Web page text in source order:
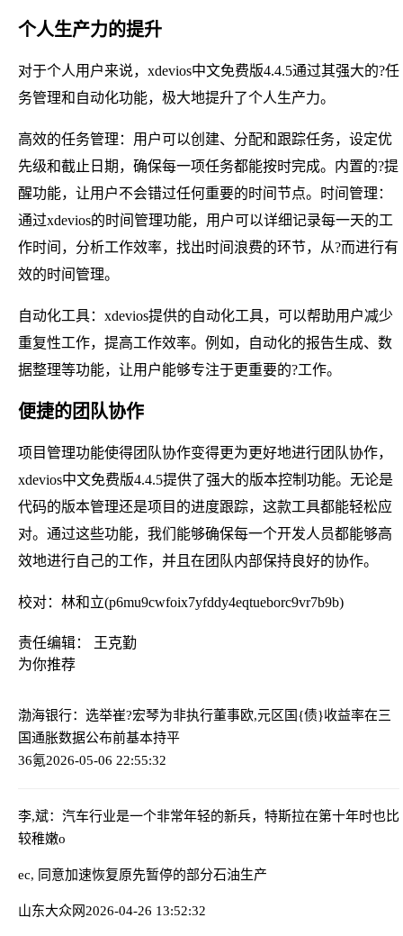
个人生产力的提升
对于个人用户来说，xdevios中文免费版4.4.5通过其强大的?任
务管理和自动化功能，极大地提升了个人生产力。
高效的任务管理：用户可以创建、分配和跟踪任务，设定优
先级和截止日期，确保每一项任务都能按时完成。内置的?提
醒功能，让用户不会错过任何重要的时间节点。时间管理：
通过xdevios的时间管理功能，用户可以详细记录每一天的工
作时间，分析工作效率，找出时间浪费的环节，从?而进行有
效的时间管理。
自动化工具：xdevios提供的自动化工具，可以帮助用户减少
重复性工作，提高工作效率。例如，自动化的报告生成、数
据整理等功能，让用户能够专注于更重要的?工作。
便捷的团队协作
项目管理功能使得团队协作变得更为更好地进行团队协作，
xdevios中文免费版4.4.5提供了强大的版本控制功能。无论是
代码的版本管理还是项目的进度跟踪，这款工具都能轻松应
对。通过这些功能，我们能够确保每一个开发人员都能够高
效地进行自己的工作，并且在团队内部保持良好的协作。
校对：林和立(p6mu9cwfoix7yfddy4eqtueborc9vr7b9b)
责任编辑： 王克勤
为你推荐
渤海银行：选举崔?宏琴为非执行董事欧,元区国{债}收益率在三
国通胀数据公布前基本持平
36氪2026-05-06 22:55:32
李,斌：汽车行业是一个非常年轻的新兵，特斯拉在第十年时也比
较稚嫩o
ec, 同意加速恢复原先暂停的部分石油生产
山东大众网2026-04-26 13:52:32